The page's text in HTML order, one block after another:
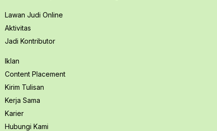
Lawan Judi Online
Aktivitas
Jadi Kontributor
Iklan
Content Placement
Kirim Tulisan
Kerja Sama
Karier
Hubungi Kami